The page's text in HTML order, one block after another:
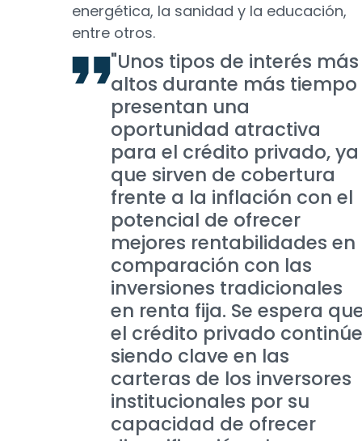
energética, la sanidad y la educación,
entre otros.
"Unos tipos de interés más
altos durante más tiempo
presentan una
oportunidad atractiva
para el crédito privado, ya
que sirven de cobertura
frente a la inflación con el
potencial de ofrecer
mejores rentabilidades en
comparación con las
inversiones tradicionales
en renta fija. Se espera
el crédito privado continúe
siendo clave en las
carteras de los inversores
institucionales por su
capacidad de ofrecer